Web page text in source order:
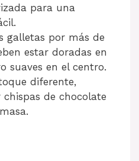
para una
galletas por más de
estar doradas en
suaves en el centro.
diferente,
chispas de chocolate